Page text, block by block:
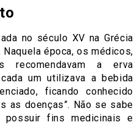
no século XV na Grécia
época, os médicos,
recomendavam a erva
um utilizava a bebida
ficando conhecido
as doenças”. Não se sabe
possuir fins medicinais e